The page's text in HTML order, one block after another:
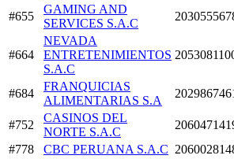
#655
GAMING AND
SERVICES S.A.C
#664
NEVADA
ENTRETENIMIENTOS
S.A.C
#684
FRANQUICIAS
ALIMENTARIAS S.A
#752
CASINOS DEL
NORTE S.A.C
#778
CBC PERUANA S.A.C